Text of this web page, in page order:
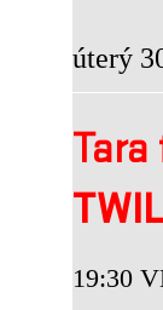
úterý
19:30